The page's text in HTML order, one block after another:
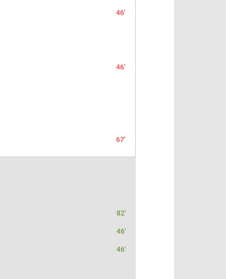
46'
46'
67'
82'
46'
46'